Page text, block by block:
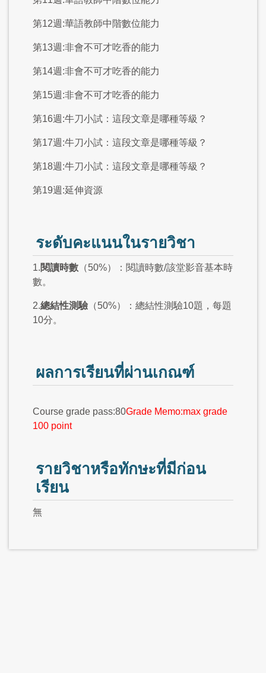
第12週:華語教師中階數位能力
第13週:非會不可才吃香的能力
第14週:非會不可才吃香的能力
第15週:非會不可才吃香的能力
第16週:牛刀小試：這段文章是哪種等級？
第17週:牛刀小試：這段文章是哪種等級？
第18週:牛刀小試：這段文章是哪種等級？
第19週:延伸資源
ระดับคะแนนในรายวิชา
1.閱讀時數 （50%）：閱讀時數/該堂影音基本時
數。
2.總結性測驗 （50%）：總結性測驗10題，每題
10分。
ผลการเรียนที่ผ่านเกณฑ์
Course grade pass:80Grade Memo:max grade
100 point
รายวิชาหรือทักษะที่มีก่อน
เรียน
無